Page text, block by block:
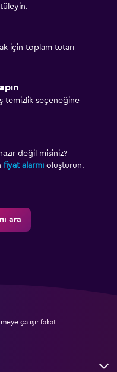
için toplam tutarı
temizlik seçeneğine
değil misiniz?
fiyat alarmı oluşturun.
ara
çalışır fakat